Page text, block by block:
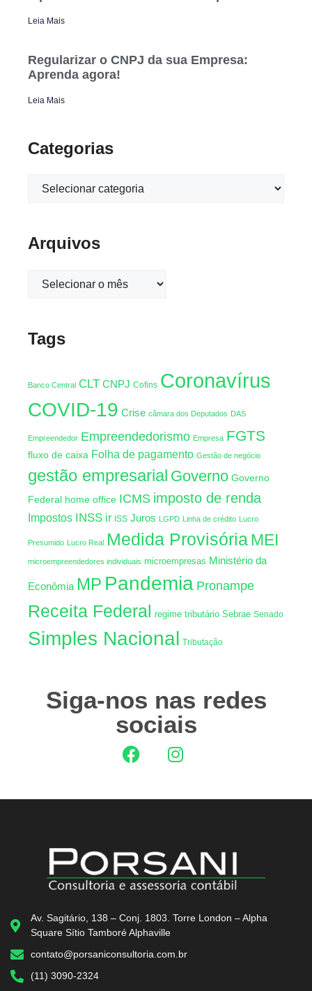
Leia Mais
Regularizar o CNPJ da sua Empresa:
Aprenda agora!
Leia Mais
Categorias
Arquivos
Tags
Banco Central CLT CNPJ Cofins Coronavírus
COVID-19 Crise câmara dos Deputados DAS
Empreendedor Empreendedorismo Empresa FGTS
fluxo de caixa Folha de pagamento Gestão de negócio
gestão empresarial Governo Governo
Federal home office ICMS imposto de renda
Impostos INSS ir ISS Juros LGPD Linha de crédito Lucro
Presumido Lucro Real Medida ProvisóriaMEI
microempreendedores individuais microempresas Ministério da
Econômia MP Pandemia Pronampe
Receita Federal regime tributário Sebrae Senado
Simples Nacional Tributação
Siga-nos nas redes
sociais
Av. Sagitário, 138 – Conj. 1803. Torre London – Alpha
Square Sítio Tamboré Alphaville
contato@porsaniconsultoria.com.br
(11) 3090-2324